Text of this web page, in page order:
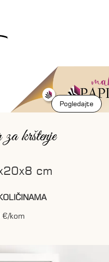
Pogledajte
Pogledajte
krštenje
cm
kom